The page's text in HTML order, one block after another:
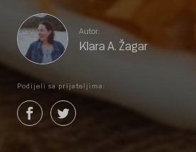
Autor:
Klara A. Žagar
Podijeli sa prijateljima: